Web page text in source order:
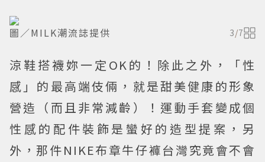
圖／MILK潮流誌提供 3/7
涼鞋搭襪妳一定OK的！除此之外，「性
感」的最高端伎倆，就是甜美健康的形象
營造（而且非常減齡）！運動手套變成個
性感的配件裝飾是蠻好的造型提案，另
外，那件NIKE布章牛仔褲台灣究竟會不會